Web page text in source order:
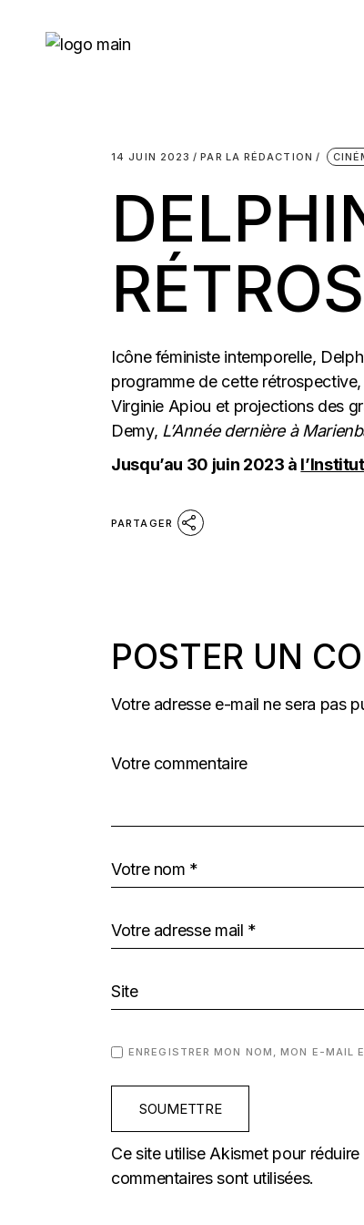
14 JUIN 2023 PAR LA RÉDACTION
Icône féministe intemporelle,
programme de cette
Virginie Apiou et projections des
Demy, L’Année dernière à
Jusqu’au 30 juin 2023 à
PARTAGER
POSTER UN
Votre adresse e-mail ne sera pas
ENREGISTRER MON NOM, MON E-MAIL
SOUMETTRE
Ce site utilise Akismet pour réduire
commentaires sont utilisées.